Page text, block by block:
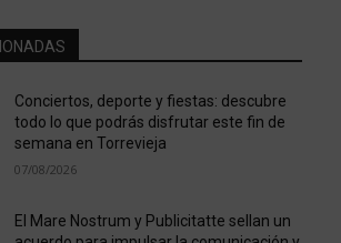
Conciertos, deporte y fiestas: descubre
todo lo que podrás disfrutar este fin de
semana en Torrevieja
07/08/2026
El Mare Nostrum y Publicitatte sellan un